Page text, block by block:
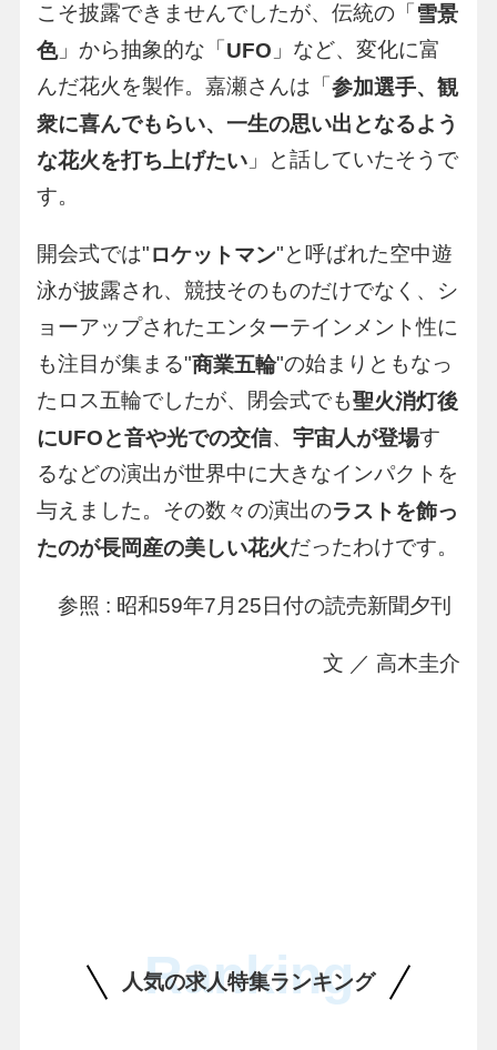
こそ披露できませんでしたが、伝統の「 雪景
色」から抽象的な「 UFO 」など、変化に富
んだ花火を製作。嘉瀬さんは「 参加選手、観
衆に喜んでもらい、一生の思い出となるよう
な花火を打ち上げたい」と話していたそうで
す。
開会式では"ロケットマン"と呼ばれた空中遊
泳が披露され、競技そのものだけでなく、シ
ョーアップされたエンターテインメント性に
も注目が集まる"商業五輪"の始まりともなっ
たロス五輪でしたが、閉会式でも聖火消灯後
にUFOと音や光での交信、 宇宙人が登場す
るなどの演出が世界中に大きなインパクトを
与えました。その数々の演出のラストを飾っ
たのが長岡産の美しい花火だったわけです。
参照 : 昭和59年7月25日付の読売新聞夕刊
文 ／ 高木圭介
人気の求人特集ランキング
Ranking